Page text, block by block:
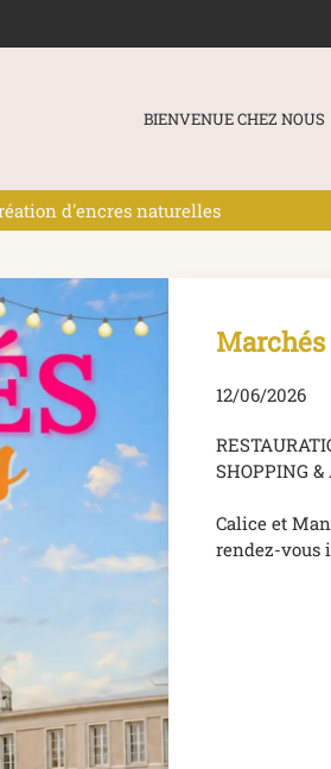
BIENVENUE CHEZ NOUS
d'encres naturelles
12/06/2026
SHOPPING
Calice et
rendez-vous